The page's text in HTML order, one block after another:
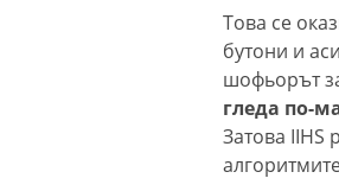
Това се
бутони и
шофьорът
гледа по-
Затова IIHS